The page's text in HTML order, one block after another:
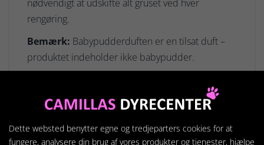
nødvendigt at udskifte alt gruset ved hver
rengøring.
Bemærk: Babypudderduften er en tilsat duft –
produktet indeholder ikke babypudder.
til afhentning i butikken.
Dette websted benytter egne og tredjeparters cookies for at
fungere, analysere din brug af vores produkter og tjenester, hjælpe